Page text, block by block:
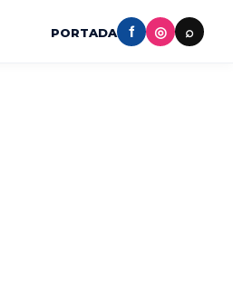
PORTADA f ◎ ⌕